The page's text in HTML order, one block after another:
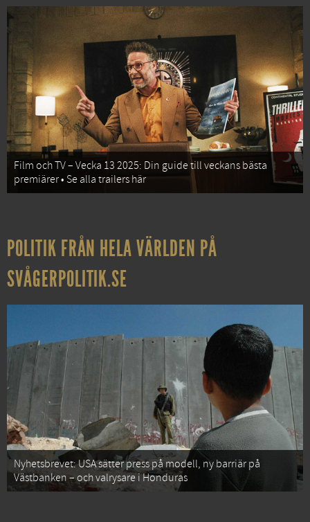
Film och TV – Vecka 13 2025: Din guide till veckans bästa
premiärer • Se alla trailers här
POLITIK FRÅN HELA VÄRLDEN PÅ
SVÅGERPOLITIK.SE
Nyhetsbrevet: USA sätter press på modell, ny barriär på
Västbanken – och valrysare i Honduras